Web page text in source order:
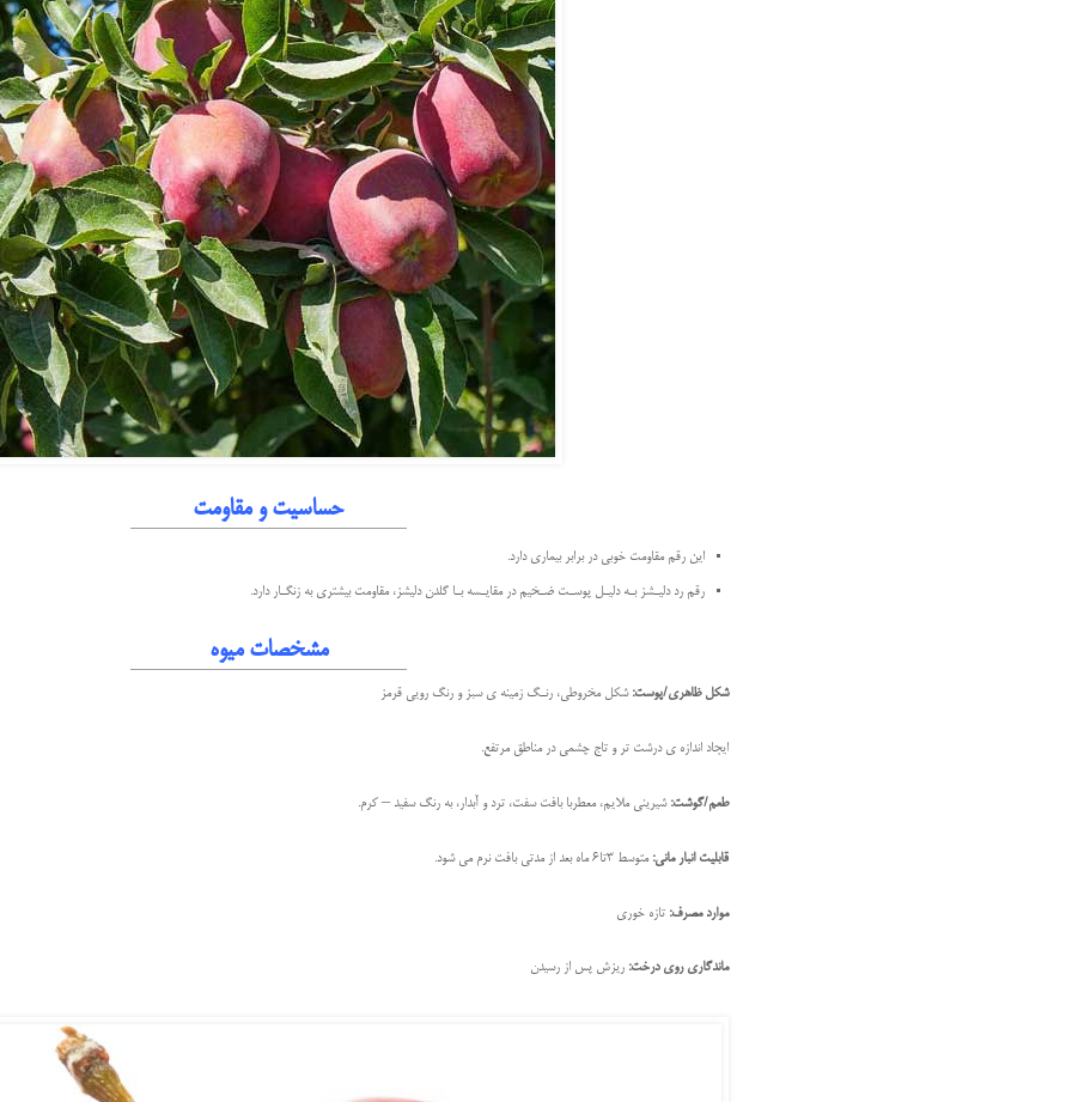
حساسیت و مقاومت
این رقم مقاومت خوبی در برابر بیماری دارد.
رقم رد دليـشز بـه دليـل پوسـت ضـخيم در مقايـسه بـا گلدن دليشز، مقاومت بيشتری به زنگـار دارد.
مشخصات میوه
شکل ظاهری/پوست: شكل مخروطی، رنـگ زمينه ی سبز و رنگ رويی قرمز
ایجاد اندازه ی درشت تر و تاج چشمی در مناطق مرتفع.
طعم/گوشت:شیرینی ملایم، معطربا بافت سفت، ترد و آبدار، به رنگ سفید – کرم.
قابلیت انبار مانی:متوسط 3تا6 ماه بعد از مدتی بافت نرم می شود.
موارد مصرف: تازه خوری
ماندگاری روی درخت: ریزش پس از رسیدن